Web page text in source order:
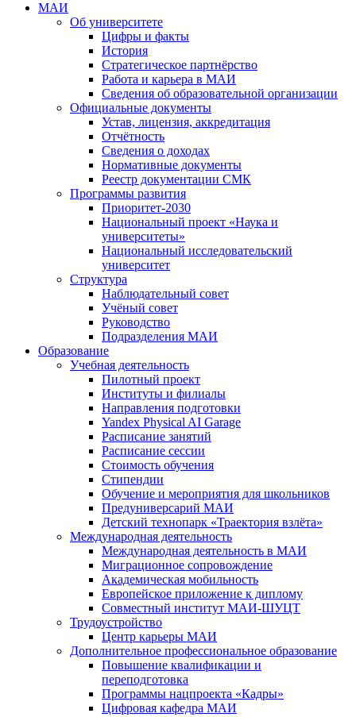
МАИ
Об университете
Цифры и факты
История
Стратегическое партнёрство
Работа и карьера в МАИ
Сведения об образовательной организации
Официальные документы
Устав, лицензия, аккредитация
Отчётность
Сведения о доходах
Нормативные документы
Реестр документации СМК
Программы развития
Приоритет-2030
Национальный проект «Наука и
университеты»
Национальный исследовательский
университет
Структура
Наблюдательный совет
Учёный совет
Руководство
Подразделения МАИ
Образование
Учебная деятельность
Пилотный проект
Институты и филиалы
Направления подготовки
Yandex Physical AI Garage
Расписание занятий
Расписание сессии
Стоимость обучения
Стипендии
Обучение и мероприятия для школьников
Предуниверсарий МАИ
Детский технопарк «Траектория взлёта»
Международная деятельность
Международная деятельность в МАИ
Миграционное сопровождение
Академическая мобильность
Европейское приложение к диплому
Совместный институт МАИ-ШУЦТ
Трудоустройство
Центр карьеры МАИ
Дополнительное профессиональное образование
Повышение квалификации и
переподготовка
Программы нацпроекта «Кадры»
Цифровая кафедра МАИ